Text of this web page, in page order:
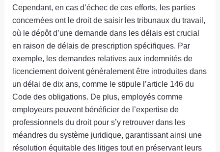
Cependant, en cas d’échec de ces efforts, les parties
concernées ont le droit de saisir les tribunaux du travail,
où le dépôt d’une demande dans les délais est crucial
en raison de délais de prescription spécifiques. Par
exemple, les demandes relatives aux indemnités de
licenciement doivent généralement être introduites dans
un délai de dix ans, comme le stipule l’article 146 du
Code des obligations. De plus, employés comme
employeurs peuvent bénéficier de l’expertise de
professionnels du droit pour s’y retrouver dans les
méandres du système juridique, garantissant ainsi une
résolution équitable des litiges tout en préservant leurs